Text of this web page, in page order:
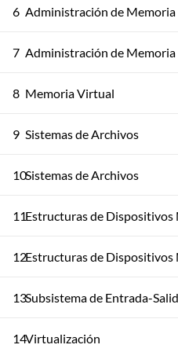
6 Administración de Memoria
7 Administración de Memoria
8 Memoria Virtual
9 Sistemas de Archivos
10Sistemas de Archivos
11Estructuras de Dispositivos
12Estructuras de Dispositivos
13Subsistema de Entrada-
14Virtualización